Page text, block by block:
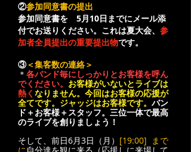
②参加同意書の提出
参加同意書を 5月10日までにメール添
付でお送りください。これは夏大会、 参
加者全員提出の重要提出物です。
​③＜集客数の連絡＞
＊ 各バンド毎にしっかりとお客様を呼ん
でください。 お客様がいないとライブは
熱く なりません。今回はお客様の応援が
全てです。ジャッジはお客様です。 バン
ド＋お客様＋スタッフ。三位一体で最高
のライブを創りましょう！
そして、前日6月3日（月） [19:00] まで